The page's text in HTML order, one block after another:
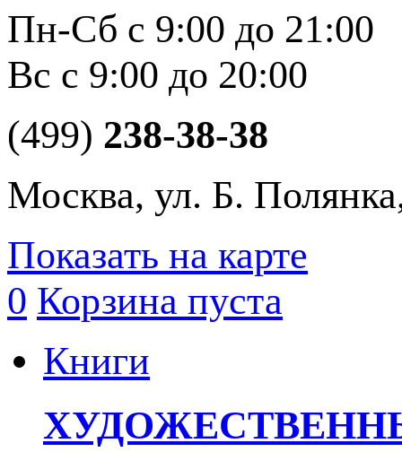
Пн-Сб с 9:00 до 21:00
Вс с 9:00 до 20:00
(499) 238-38-38
Москва, ул. Б.
Показать на карте
0 Корзина пуста
Книги